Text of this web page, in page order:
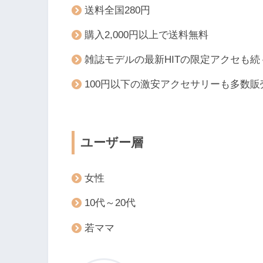
送料全国280円
購入2,000円以上で送料無料
雑誌モデルの最新HITの限定アクセも続
100円以下の激安アクセサリーも多数販
ユーザー層
女性
10代～20代
若ママ